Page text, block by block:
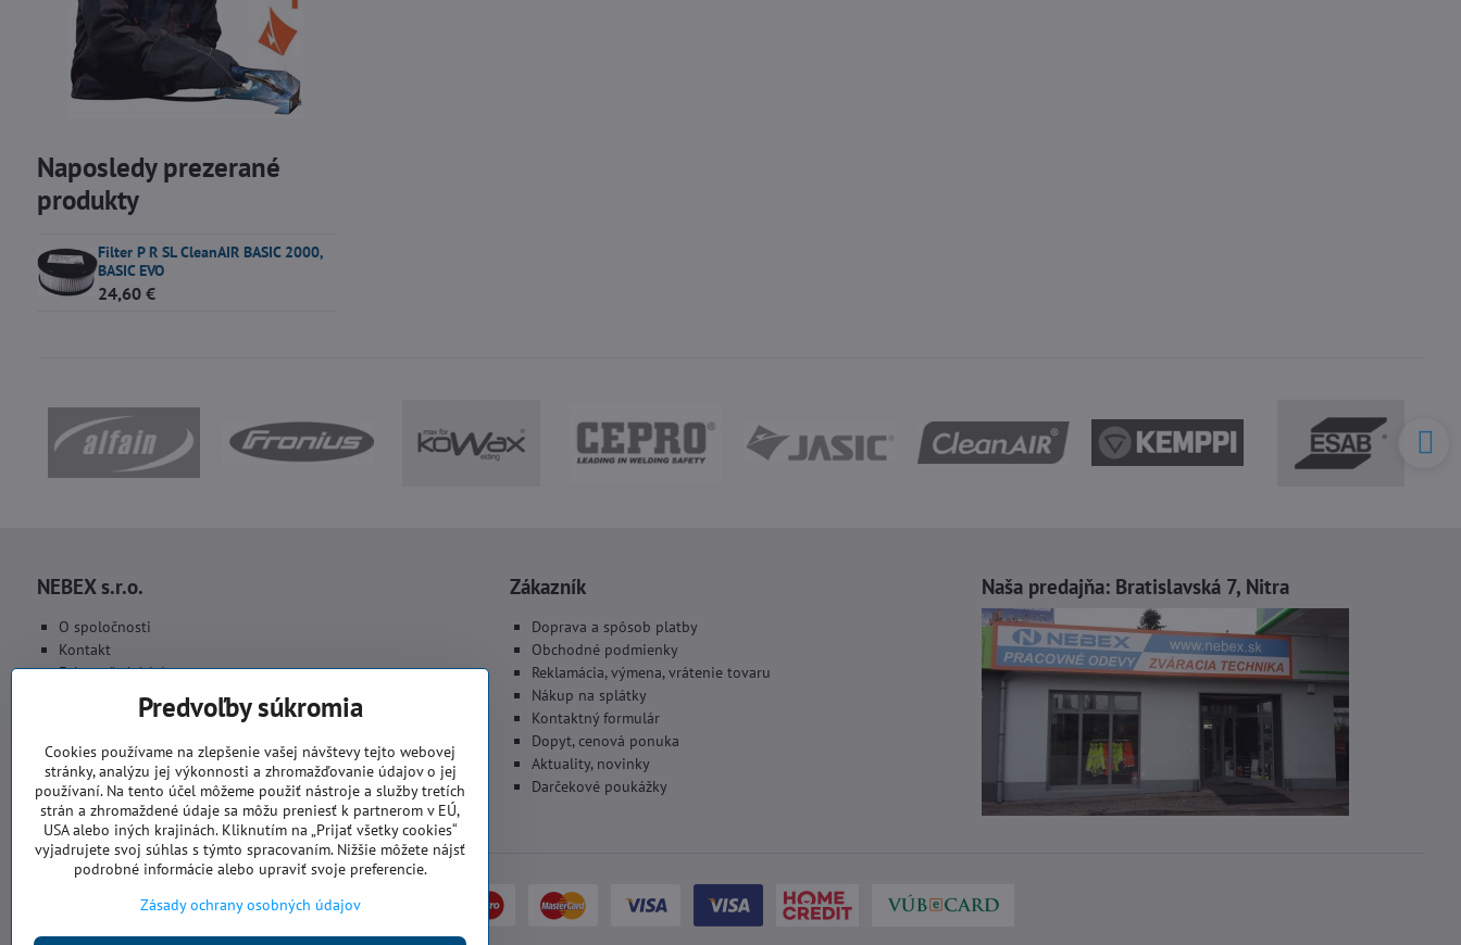
Naposledy prezerané
produkty
Filter P R SL CleanAIR BASIC 2000,
BASIC EVO
24,60 €
NEBEX s.r.o.
O spoločnosti
Kontakt
Fakturačné údaje
Zákazník
Doprava a spôsob platby
Obchodné podmienky
Reklamácia, výmena, vrátenie tovaru
Nákup na splátky
Kontaktný formulár
Dopyt, cenová ponuka
Aktuality, novinky
Darčekové poukážky
Naša predajňa: Bratislavská 7, Nitra
Predvoľby súkromia
Cookies používame na zlepšenie vašej návštevy tejto webovej
stránky, analýzu jej výkonnosti a zhromažďovanie údajov o jej
používaní. Na tento účel môžeme použiť nástroje a služby tretích
strán a zhromaždené údaje sa môžu preniesť k partnerom v EÚ,
USA alebo iných krajinách. Kliknutím na „Prijať všetky cookies“
vyjadrujete svoj súhlas s týmto spracovaním. Nižšie môžete nájsť
podrobné informácie alebo upraviť svoje preferencie.
Zásady ochrany osobných údajov